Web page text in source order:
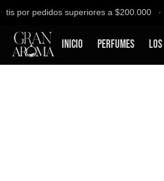
por pedidos superiores a $200.000 ∙
Inicio Perfumes